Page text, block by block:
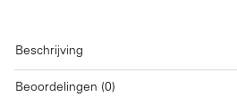
Beschrijving
Beoordelingen (0)